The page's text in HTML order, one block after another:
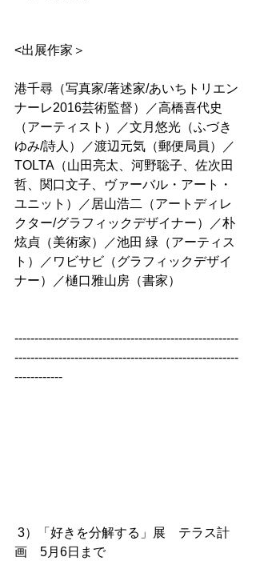
<出展作家＞
港千尋（写真家/著述家/あいちトリエン
ナーレ2016芸術監督）／高橋喜代史
（アーティスト）／文月悠光（ふづき
ゆみ/詩人）／渡辺元気（郵便局員）／
TOLTA（山田亮太、河野聡子、佐次田
哲、関口文子、ヴァーバル・アート・
ユニット）／居山浩二（アートディレ
クター/グラフィックデザイナー）／朴
炫貞（美術家）／池田 緑（アーティス
ト）／ワビサビ（グラフィックデザイ
ナー）／樋口雅山房（書家）
--------------------------------------------------------
--------------------------------------------------------
------------
画　5月6日まで